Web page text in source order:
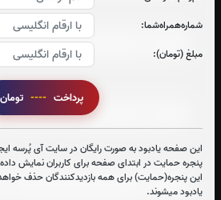
شماره‌همراه‌شما:
مبلغ (تومان):
پرداخت ----
این صفحه یادبود به صورت رایگان در سایت آی پُرسه
پنجره حمایت در ابتدای صفحه برای کاربران نمایش
این پنجره(حمایت) برای همه بازدیدکنندگان حذف
یادبود میشوند.
صوت جزء شماره 2
صوت جزء شماره 3
صوت جزء شماره 4